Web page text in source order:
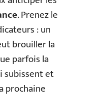
. Prenez le
: un
brouiller la
parfois la
subissent et
prochaine